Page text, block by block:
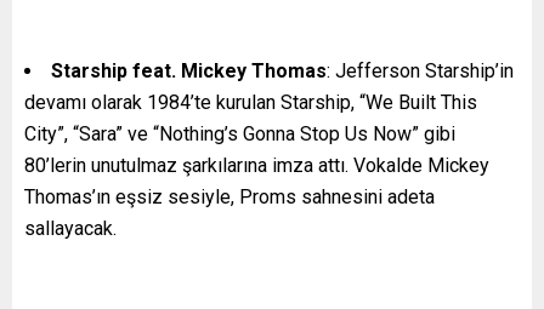
Starship feat. Mickey Thomas: Jefferson Starship’in
devamı olarak 1984’te kurulan Starship, “We Built This
City”, “Sara” ve “Nothing’s Gonna Stop Us Now” gibi
80’lerin unutulmaz şarkılarına imza attı. Vokalde Mickey
Thomas’ın eşsiz sesiyle, Proms sahnesini adeta
sallayacak.